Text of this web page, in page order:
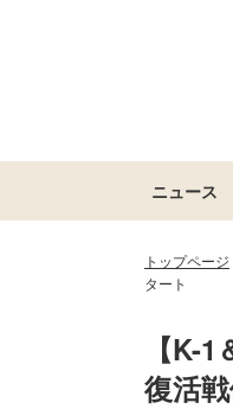
ニュース
トップページ
タート
【K-
復活